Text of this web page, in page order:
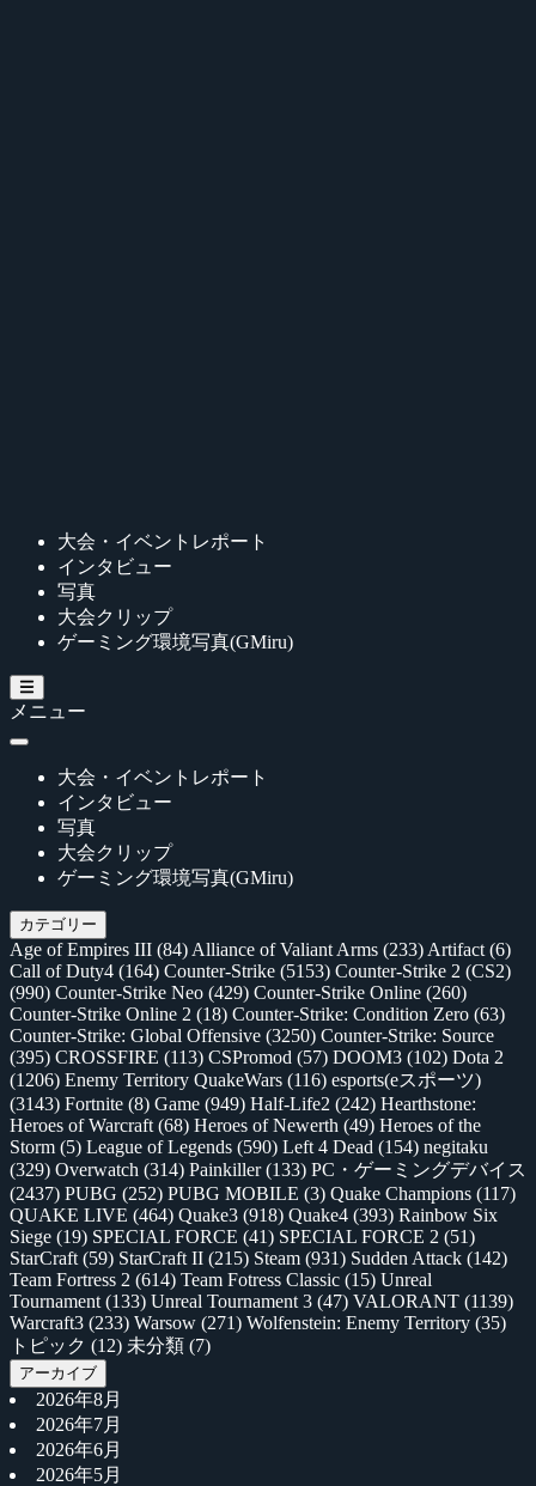
大会・イベントレポート
インタビュー
写真
大会クリップ
ゲーミング環境写真(GMiru)
メニュー
大会・イベントレポート
インタビュー
写真
大会クリップ
ゲーミング環境写真(GMiru)
カテゴリー
Age of Empires III (84) Alliance of Valiant Arms (233) Artifact (6)
Call of Duty4 (164) Counter-Strike (5153) Counter-Strike 2 (CS2)
(990) Counter-Strike Neo (429) Counter-Strike Online (260)
Counter-Strike Online 2 (18) Counter-Strike: Condition Zero (63)
Counter-Strike: Global Offensive (3250) Counter-Strike: Source
(395) CROSSFIRE (113) CSPromod (57) DOOM3 (102) Dota 2
(1206) Enemy Territory QuakeWars (116) esports(eスポーツ)
(3143) Fortnite (8) Game (949) Half-Life2 (242) Hearthstone:
Heroes of Warcraft (68) Heroes of Newerth (49) Heroes of the
Storm (5) League of Legends (590) Left 4 Dead (154) negitaku
(329) Overwatch (314) Painkiller(133) PC・ゲーミングデバイス
(2437) PUBG (252) PUBG MOBILE (3) Quake Champions (117)
QUAKE LIVE (464) Quake3 (918) Quake4 (393) Rainbow Six
Siege (19) SPECIAL FORCE (41) SPECIAL FORCE 2 (51)
StarCraft (59) StarCraft II (215) Steam (931) Sudden Attack (142)
Team Fortress 2 (614) Team Fotress Classic (15) Unreal
Tournament (133) Unreal Tournament 3 (47) VALORANT (1139)
Warcraft3 (233) Warsow (271) Wolfenstein: Enemy Territory (35)
トピック (12) 未分類 (7)
アーカイブ
2026年8月
2026年7月
2026年6月
2026年5月